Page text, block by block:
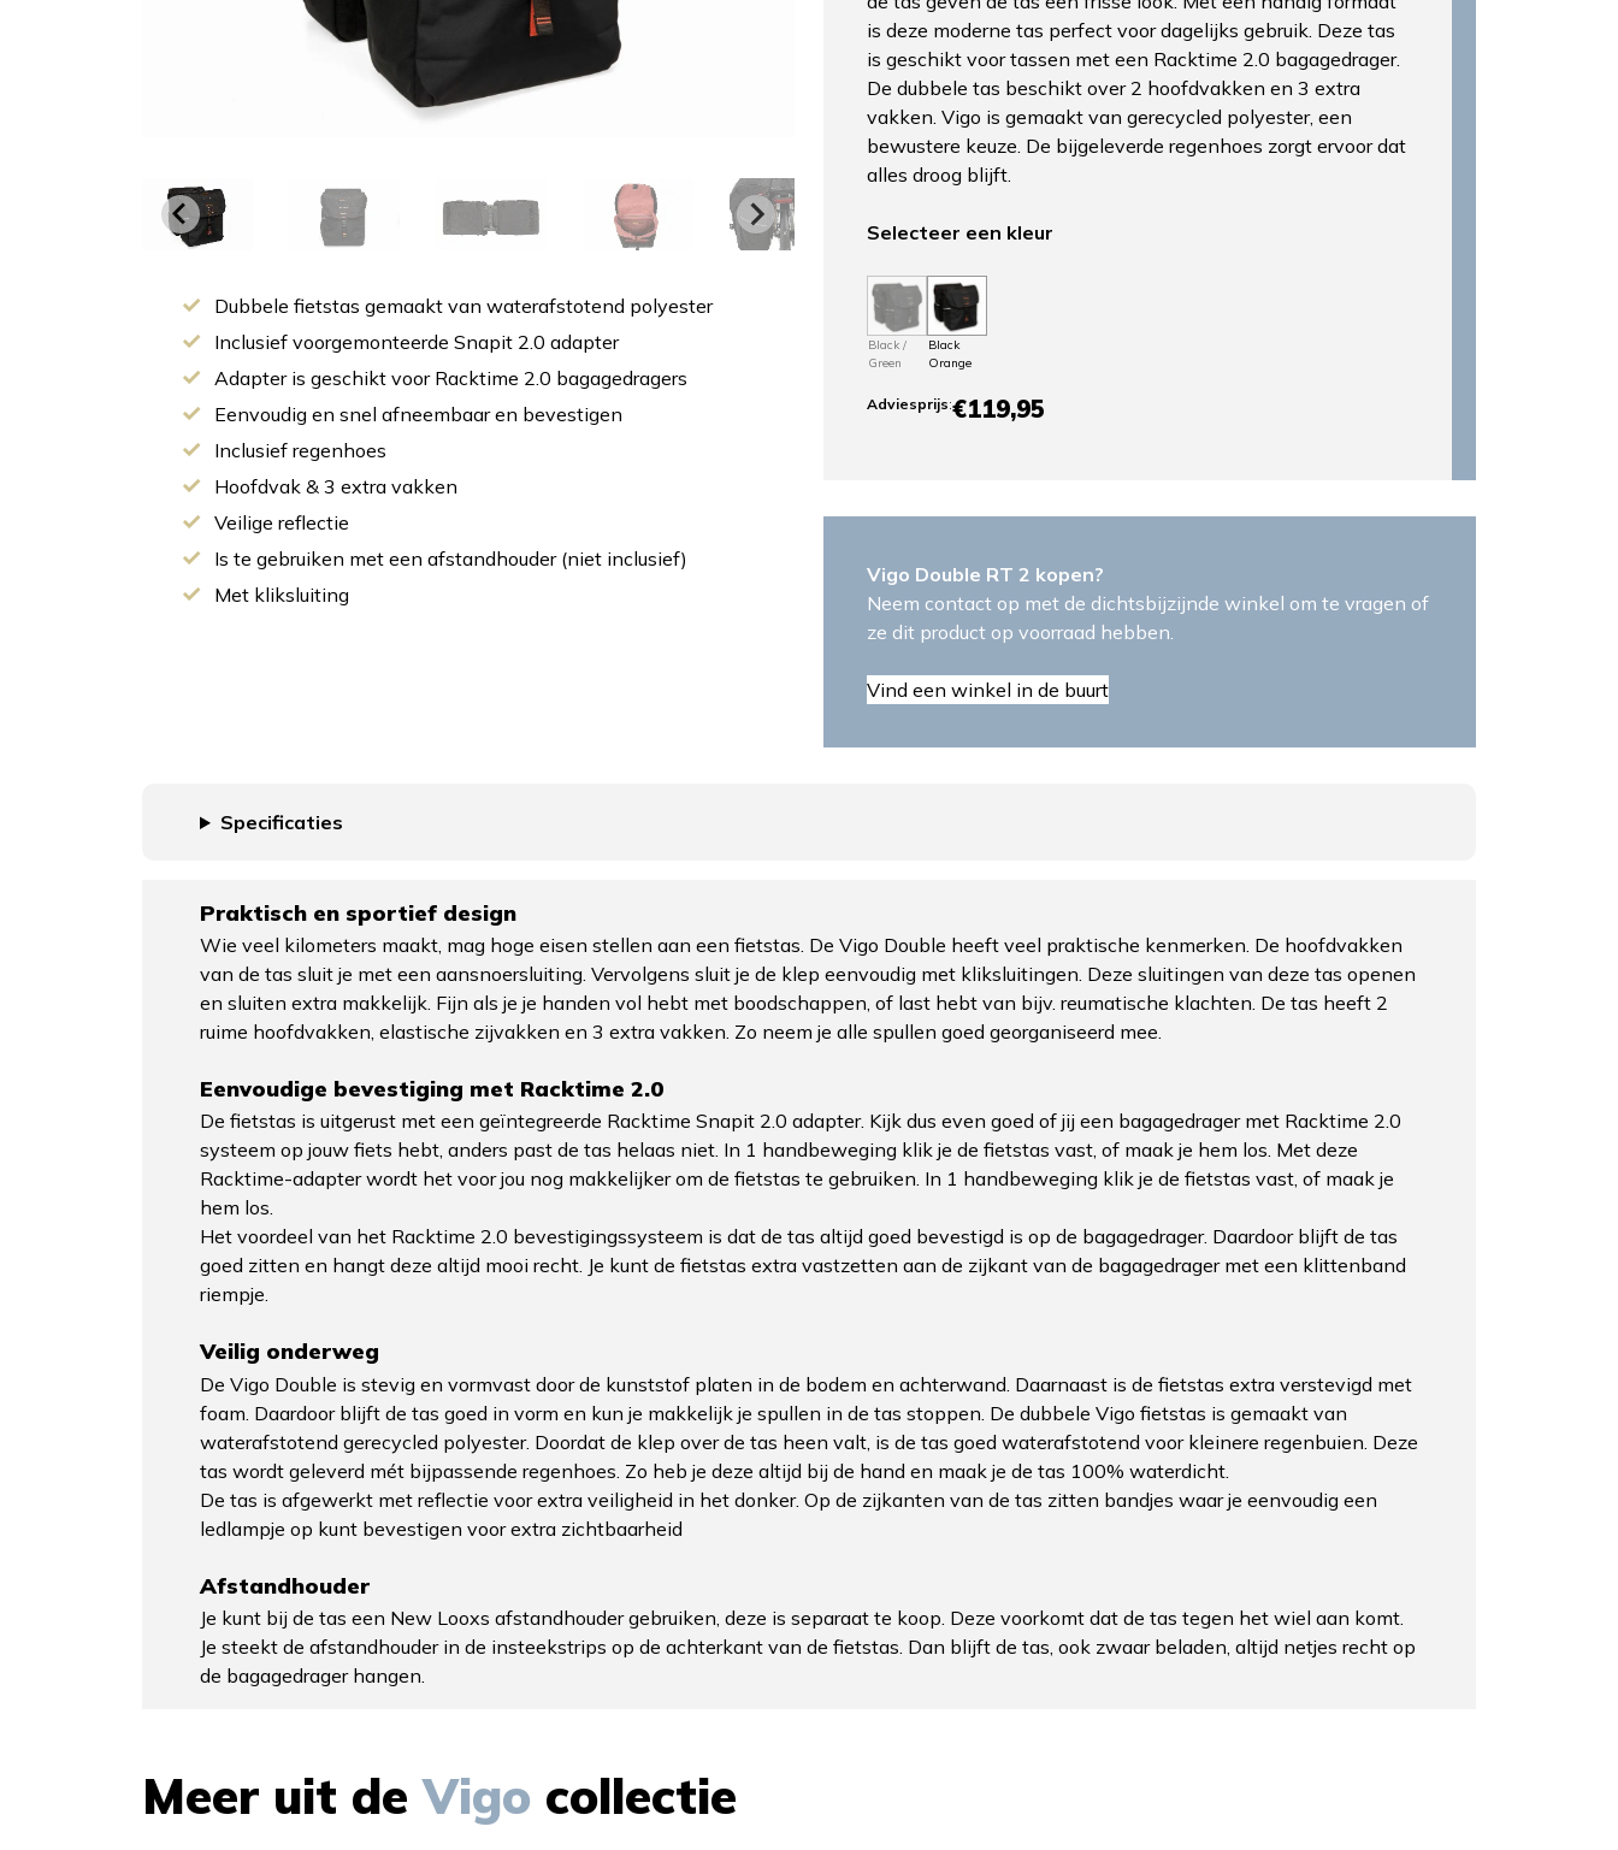
Dubbele fietstas gemaakt van waterafstotend polyester
Inclusief voorgemonteerde Snapit 2.0 adapter
Adapter is geschikt voor Racktime 2.0 bagagedragers
Eenvoudig en snel afneembaar en bevestigen
Inclusief regenhoes
Hoofdvak & 3 extra vakken
Veilige reflectie
Is te gebruiken met een afstandhouder (niet inclusief)
Met kliksluiting
is deze moderne tas perfect voor dagelijks gebruik. Deze tas
is geschikt voor tassen met een Racktime 2.0 bagagedrager.
De dubbele tas beschikt over 2 hoofdvakken en 3 extra
vakken. Vigo is gemaakt van gerecycled polyester, een
bewustere keuze. De bijgeleverde regenhoes zorgt ervoor dat
alles droog blijft.
Selecteer een kleur
Black /
Green
Black
Orange
Adviesprijs:€119,95
Vigo Double RT 2 kopen?
Neem contact op met de dichtsbijzijnde winkel om te vragen of
ze dit product op voorraad hebben.
Vind een winkel in de buurt
Specificaties
Praktisch en sportief design
Wie veel kilometers maakt, mag hoge eisen stellen aan een fietstas. De Vigo Double heeft veel praktische kenmerken. De hoofdvakken
van de tas sluit je met een aansnoersluiting. Vervolgens sluit je de klep eenvoudig met kliksluitingen. Deze sluitingen van deze tas openen
en sluiten extra makkelijk. Fijn als je je handen vol hebt met boodschappen, of last hebt van bijv. reumatische klachten. De tas heeft 2
ruime hoofdvakken, elastische zijvakken en 3 extra vakken. Zo neem je alle spullen goed georganiseerd mee.
Eenvoudige bevestiging met Racktime 2.0
De fietstas is uitgerust met een geïntegreerde Racktime Snapit 2.0 adapter. Kijk dus even goed of jij een bagagedrager met Racktime 2.0
systeem op jouw fiets hebt, anders past de tas helaas niet. In 1 handbeweging klik je de fietstas vast, of maak je hem los. Met deze
Racktime-adapter wordt het voor jou nog makkelijker om de fietstas te gebruiken. In 1 handbeweging klik je de fietstas vast, of maak je
hem los.
Het voordeel van het Racktime 2.0 bevestigingssysteem is dat de tas altijd goed bevestigd is op de bagagedrager. Daardoor blijft de tas
goed zitten en hangt deze altijd mooi recht. Je kunt de fietstas extra vastzetten aan de zijkant van de bagagedrager met een klittenband
riempje.
Veilig onderweg
De Vigo Double is stevig en vormvast door de kunststof platen in de bodem en achterwand. Daarnaast is de fietstas extra verstevigd met
foam. Daardoor blijft de tas goed in vorm en kun je makkelijk je spullen in de tas stoppen. De dubbele Vigo fietstas is gemaakt van
waterafstotend gerecycled polyester. Doordat de klep over de tas heen valt, is de tas goed waterafstotend voor kleinere regenbuien. Deze
tas wordt geleverd mét bijpassende regenhoes. Zo heb je deze altijd bij de hand en maak je de tas 100% waterdicht.
De tas is afgewerkt met reflectie voor extra veiligheid in het donker. Op de zijkanten van de tas zitten bandjes waar je eenvoudig een
ledlampje op kunt bevestigen voor extra zichtbaarheid
Afstandhouder
Je kunt bij de tas een New Looxs afstandhouder gebruiken, deze is separaat te koop. Deze voorkomt dat de tas tegen het wiel aan komt.
Je steekt de afstandhouder in de insteekstrips op de achterkant van de fietstas. Dan blijft de tas, ook zwaar beladen, altijd netjes recht op
de bagagedrager hangen.
Meer uit de Vigo collectie